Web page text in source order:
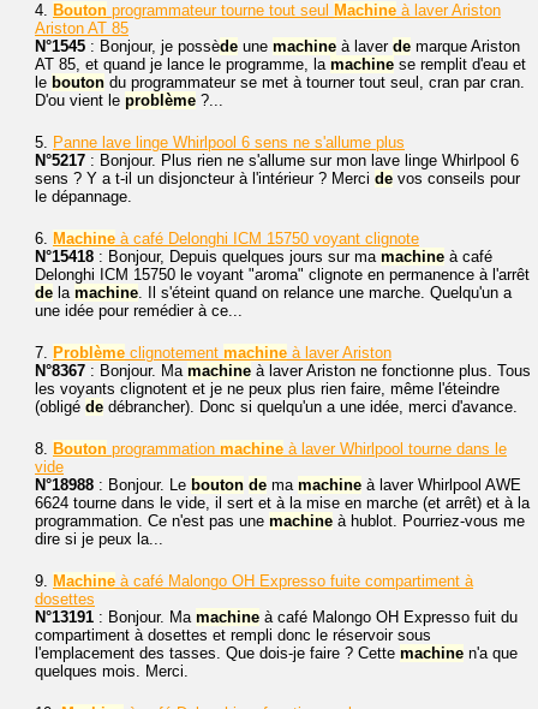
4. Bouton programmateur tourne tout seul Machine à laver Ariston
Ariston AT 85
N°1545 : Bonjour, je possède une machine à laver de marque Ariston
AT 85, et quand je lance le programme, la machine se remplit d'eau et
le bouton du programmateur se met à tourner tout seul, cran par cran.
D'ou vient le problème ?...
5. Panne lave linge Whirlpool 6 sens ne s'allume plus
N°5217 : Bonjour. Plus rien ne s'allume sur mon lave linge Whirlpool 6
sens ? Y a t-il un disjoncteur à l'intérieur ? Merci de vos conseils pour
le dépannage.
6. Machine à café Delonghi ICM 15750 voyant clignote
N°15418 : Bonjour, Depuis quelques jours sur ma machine à café
Delonghi ICM 15750 le voyant "aroma" clignote en permanence à l'arrêt
de la machine. Il s'éteint quand on relance une marche. Quelqu'un a
une idée pour remédier à ce...
7. Problème clignotement machine à laver Ariston
N°8367 : Bonjour. Ma machine à laver Ariston ne fonctionne plus. Tous
les voyants clignotent et je ne peux plus rien faire, même l'éteindre
(obligé de débrancher). Donc si quelqu'un a une idée, merci d'avance.
8. Bouton programmation machine à laver Whirlpool tourne dans le
vide
N°18988 : Bonjour. Le bouton de ma machine à laver Whirlpool AWE
6624 tourne dans le vide, il sert et à la mise en marche (et arrêt) et à la
programmation. Ce n'est pas une machine à hublot. Pourriez-vous me
dire si je peux la...
9. Machine à café Malongo OH Expresso fuite compartiment à
dosettes
N°13191 : Bonjour. Ma machine à café Malongo OH Expresso fuit du
compartiment à dosettes et rempli donc le réservoir sous
l'emplacement des tasses. Que dois-je faire ? Cette machine n'a que
quelques mois. Merci.